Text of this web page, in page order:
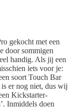
gekocht met een
door sommigen
handig. Als jij een
iets voor je:
soort Touch Bar
er nog niet, dus wij
Kickstarter-
Inmiddels doen